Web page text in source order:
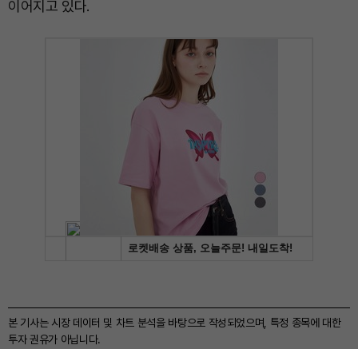
이어지고 있다.
본 기사는 시장 데이터 및 차트 분석을 바탕으로 작성되었으며, 특정 종목에 대한
투자 권유가 아닙니다.